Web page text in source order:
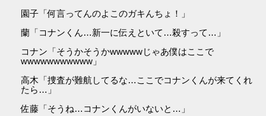
園子「何言ってんのよこのガキんちょ！」
蘭「コナンくん…新一に伝えといて…殺すって…」
コナン「そうかそうかwwwwwじゃあ僕はここで
wwwwwwwwwww」
高木「捜査が難航してるな…ここでコナンくんが来てくれ
たら…」
佐藤「そうね…コナンくんがいないと…」